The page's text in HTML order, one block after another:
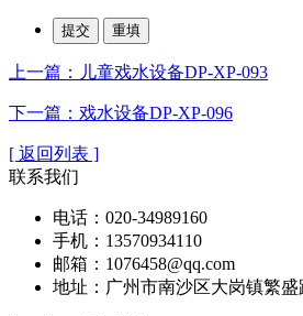
上一篇：儿童戏水设备DP-XP-093
下一篇：戏水设备DP-XP-096
[ 返回列表 ]
联系我们
电话：020-34989160
手机：13570934110
邮箱：1076458@qq.com
地址：广州市南沙区大岗镇繁盛